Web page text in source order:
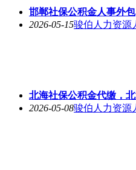
邯郸社保公积金人事外包
2026-05-15骏伯人力资源
北海社保公积金代缴，
2026-05-08骏伯人力资源